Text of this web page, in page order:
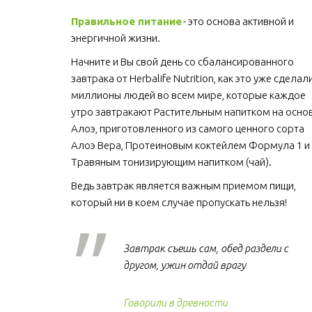
Правильное питание - это основа активной и
энергичной жизни.
Начните и Вы свой день со сбалансированного
завтрака от Herbalife Nutrition, как это уже
миллионы людей во всем мире, которые каждое
утро завтракают Растительным напитком на
Алоэ, приготовленного из самого ценного сорта
Алоэ Вера, Протеиновым коктейлем Формула 1 и
Травяным тонизирующим напитком (чай).
Ведь завтрак является важным приемом пищи,
который ни в коем случае пропускать нельзя!
Завтрак съешь сам, обед раздели с
другом, ужин отдай врагу
Говорили в древности